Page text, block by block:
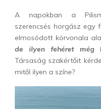
A napokban a
szerencsés horgász egy
elmosódott körvonala
de ilyen fehéret még
Társaság szakértőit
mitől ilyen a színe?